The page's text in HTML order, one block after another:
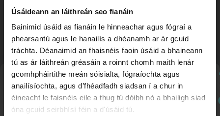
Úsáideann an láithreán seo fianáin
Bainimid úsáid as fianáin le hinneachar agus fógraí a
phearsantú agus le hanailís a dhéanamh ar ár gcuid
tráchta. Déanaimid an fhaisnéis faoin úsáid a bhaineann
tú as ár láithreán gréasáin a roinnt chomh maith lenár
gcomhpháirtithe meán sóisialta, fógraíochta agus
anailísíochta, agus d’fhéadfadh siadsan í a chur in
éineacht le faisnéis eile a thug tú dóibh nó a bhailigh siad
óna gcuid seirbhísí féin a d'úsáid tú.
Seachtain Scútáil ar Scoil
Nuachtlitir